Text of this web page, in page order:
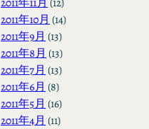
2011年10月 (14)
2011年9月 (13)
2011年8月 (13)
2011年7月 (13)
2011年6月 (8)
2011年5月 (16)
2011年4月 (11)